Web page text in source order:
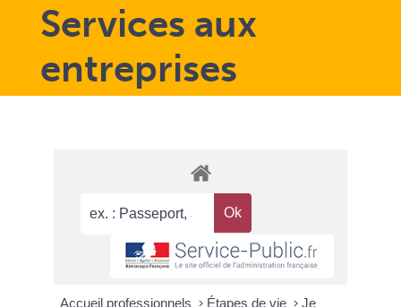
Services aux
entreprises
Accueil professionnels Étapes de vie
Je